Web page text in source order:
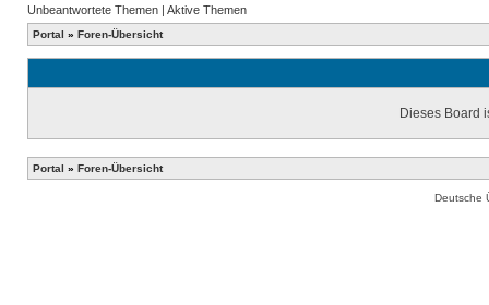
Unbeantwortete Themen | Aktive Themen
Portal » Foren-Übersicht
Dieses Board
Portal » Foren-Übersicht
Deutsche